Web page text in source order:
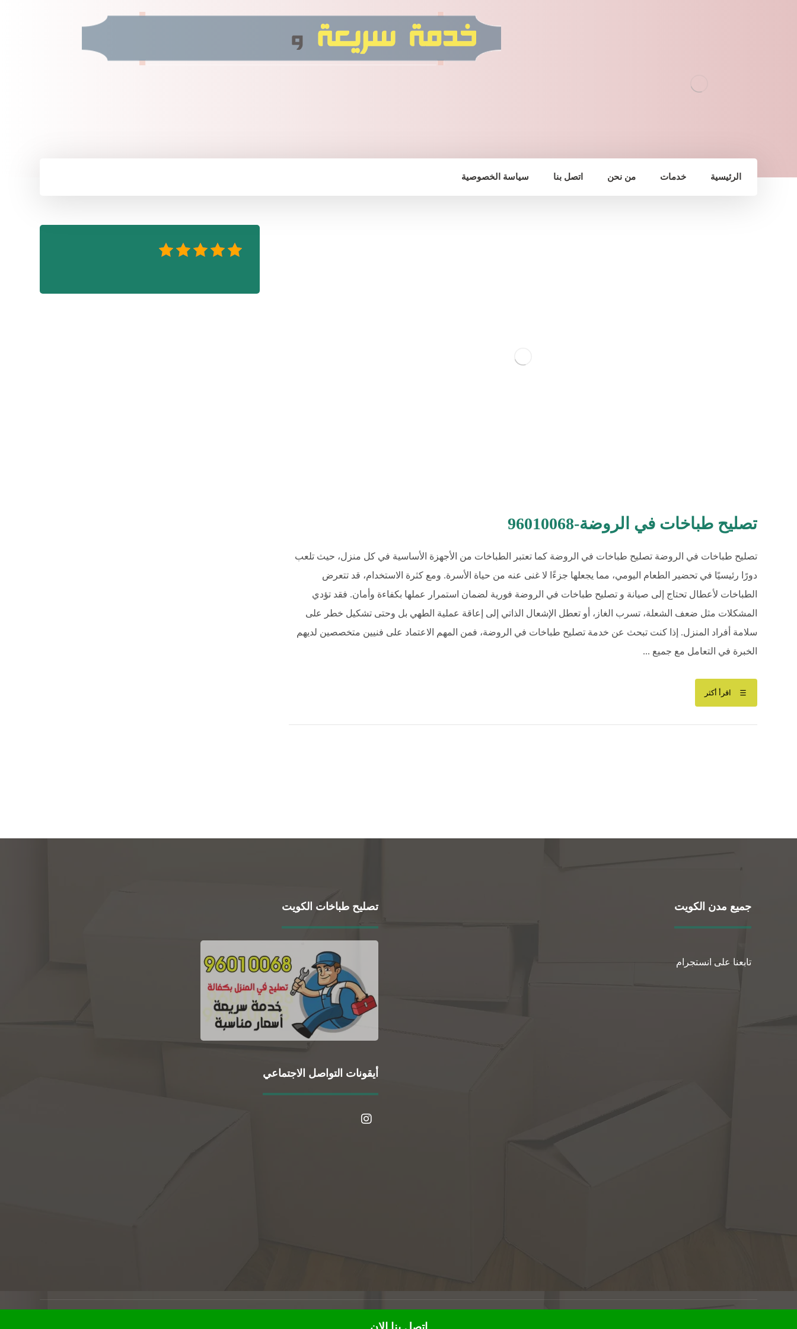
الرئيسية خدمات من نحن اتصل بنا سياسة الخصوصية
تصليح طباخات في الروضة-96010068
تصليح طباخات في الروضة تصليح طباخات في الروضة كما تعتبر الطباخات من الأجهزة الأساسية في كل منزل، حيث تلعب
دورًا رئيسيًا في تحضير الطعام اليومي، مما يجعلها جزءًا لا غنى عنه من حياة الأسرة. ومع كثرة الاستخدام، قد تتعرض
الطباخات لأعطال تحتاج إلى صيانة و تصليح طباخات في الروضة فورية لضمان استمرار عملها بكفاءة وأمان. فقد تؤدي
المشكلات مثل ضعف الشعلة، تسرب الغاز، أو تعطل الإشعال الذاتي إلى إعاقة عملية الطهي بل وحتى تشكيل خطر على
سلامة أفراد المنزل. إذا كنت تبحث عن خدمة تصليح طباخات في الروضة، فمن المهم الاعتماد على فنيين متخصصين لديهم
الخبرة في التعامل مع جميع ...
اقرأ أكثر
جميع مدن الكويت
تابعنا على انستجرام
تصليح طباخات الكويت
أيقونات التواصل الاجتماعي
© حقوق النشر 2026. جميع الحقوق محفوظة.